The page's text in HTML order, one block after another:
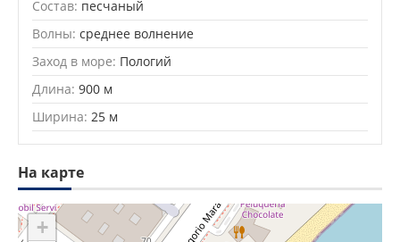
Состав: песчаный
Волны: среднее волнение
Заход в море: Пологий
Длина: 900 м
Ширина: 25 м
На карте
+